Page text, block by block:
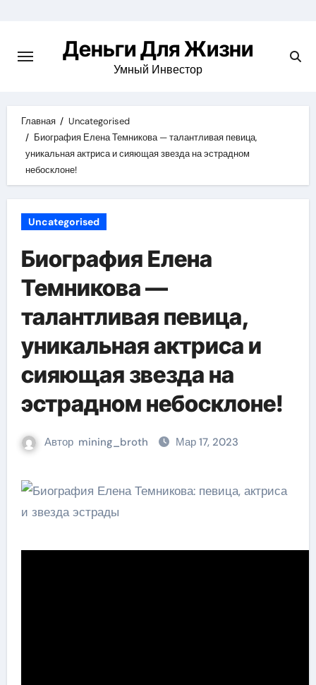
содержимомуДеньги Для Жизни
Умный Инвестор
Главная
Uncategorised
Биография Елена Темникова — талантливая певица,
уникальная актриса и сияющая звезда на эстрадном
небосклоне!
Uncategorised
Биография Елена
Темникова —
талантливая певица,
уникальная актриса и
сияющая звезда на
эстрадном небосклоне!
Автор mining_broth Мар 17, 2023